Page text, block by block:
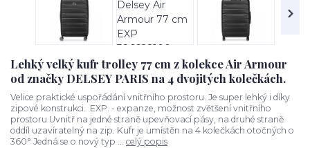
Lehký velký kufr trolley 77 cm z kolekce Air Armour
od značky DELSEY PARIS na 4 dvojitých kolečkách.
Velice praktické uspořádání vnitřního prostoru. Je super lehký i díky
zipové konstrukci. EXP. - expanze, možnost zvětšení vnitřního
prostoru Uvnitř na jedné straně upevňovací pásy, na druhé straně
oddíl uzavíratelný na zip. Kufr je umístěn na 4 kolečkách otočných o
360° Jedná se o nový typ ... celý popis